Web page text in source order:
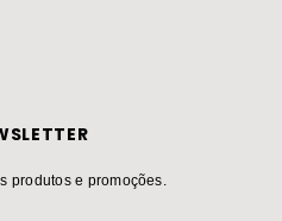
produtos e promoções.